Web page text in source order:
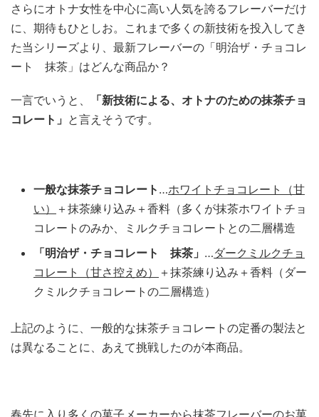
さらにオトナ女性を中心に高い人気を誇るフレーバーだけ
に、期待もひとしお。これまで多くの新技術を投入してき
た当シリーズより、最新フレーバーの「明治ザ・チョコレ
ート 抹茶」はどんな商品か？
一言でいうと、
「新技術による、オトナのための抹茶チョ
コレート」 と言えそうです。
一般な抹茶チョコレート …ホワイトチョコレート（甘
い）
＋抹茶練り込み＋香料（多くが抹茶ホワイトチョ
コレートのみか、ミルクチョコレートとの二層構造
「明治ザ・チョコレート 抹茶」 …ダークミルクチョ
コレート（甘さ控えめ）
＋抹茶練り込み＋香料（ダー
クミルクチョコレートの二層構造）
上記のように、一般的な抹茶チョコレートの定番の製法と
は異なることに、あえて挑戦したのが本商品。
春先に入り多くの菓子メーカーから抹茶フレーバーのお菓